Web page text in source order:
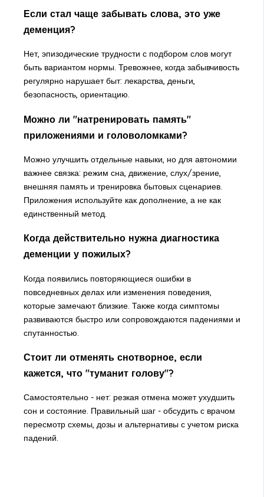
Если стал чаще забывать слова, это уже
деменция?
Нет, эпизодические трудности с подбором слов могут
быть вариантом нормы. Тревожнее, когда забывчивость
регулярно нарушает быт: лекарства, деньги,
безопасность, ориентацию.
Можно ли "натренировать память"
приложениями и головоломками?
Можно улучшить отдельные навыки, но для автономии
важнее связка: режим сна, движение, слух/зрение,
внешняя память и тренировка бытовых сценариев.
Приложения используйте как дополнение, а не как
единственный метод.
Когда действительно нужна диагностика
деменции у пожилых?
Когда появились повторяющиеся ошибки в
повседневных делах или изменения поведения,
которые замечают близкие. Также когда симптомы
развиваются быстро или сопровождаются падениями и
спутанностью.
Стоит ли отменять снотворное, если
кажется, что "туманит голову"?
Самостоятельно - нет: резкая отмена может ухудшить
сон и состояние. Правильный шаг - обсудить с врачом
пересмотр схемы, дозы и альтернативы с учетом риска
падений.